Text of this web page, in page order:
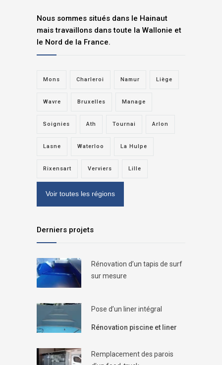
Nous sommes situés dans le Hainaut
mais travaillons dans toute la Wallonie et
le Nord de la France.
Mons Charleroi Namur Liège
Wavre Bruxelles Manage
Soignies Ath Tournai Arlon
Lasne Waterloo La Hulpe
Rixensart Verviers Lille
Voir toutes les régions
Derniers projets
Rénovation d’un tapis de surf
sur mesure
Pose d’un liner intégral
Rénovation piscine et liner
Remplacement des parois